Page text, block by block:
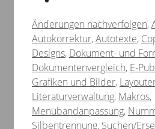
Kategorien
Änderungen nachverfolgen,
Autokorrektur,Autotexte,
Designs, Dokument- und
Dokumentenvergleich, E-
Grafiken und Bilder,
Literaturverwaltung, Makros,
Menübandanpassung,
Silbentrennung, Suchen/